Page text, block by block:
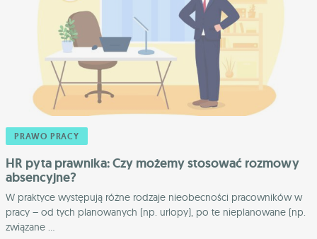
PRAWO PRACY
HR pyta prawnika: Czy możemy stosować rozmowy
absencyjne?
W praktyce występują różne rodzaje nieobecności pracowników w
pracy – od tych planowanych (np. urlopy), po te nieplanowane (np.
związane ...